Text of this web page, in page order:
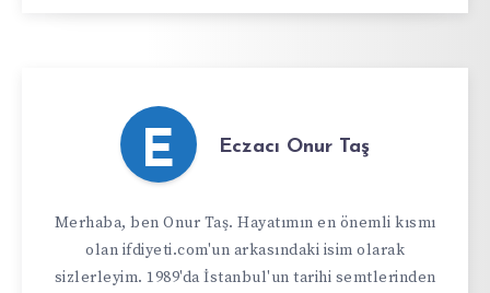
E Eczacı Onur Taş
Merhaba, ben Onur Taş. Hayatımın en önemli kısmı
olan ifdiyeti.com'un arkasındaki isim olarak
sizlerleyim. 1989'da İstanbul'un tarihi semtlerinden